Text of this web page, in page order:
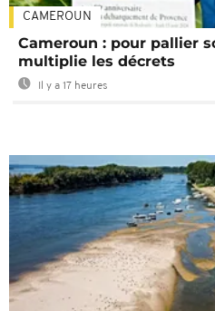
CAMEROUN
Cameroun : pour pallier
multiplie les décrets
Il y a 17 heures